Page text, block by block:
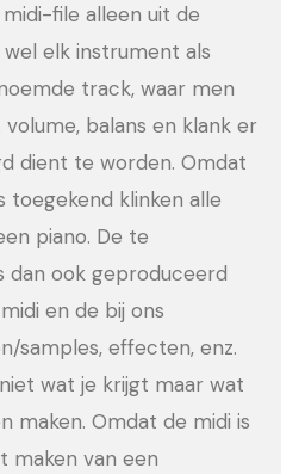
file alleen uit de
elk instrument als
track, waar men
volume, balans en klank er
dient te worden. Omdat
toegekend klinken alle
piano. De te
dan ook geproduceerd
en de bij ons
samples, effecten, enz.
wat je krijgt maar wat
maken. Omdat de midi is
maken van een